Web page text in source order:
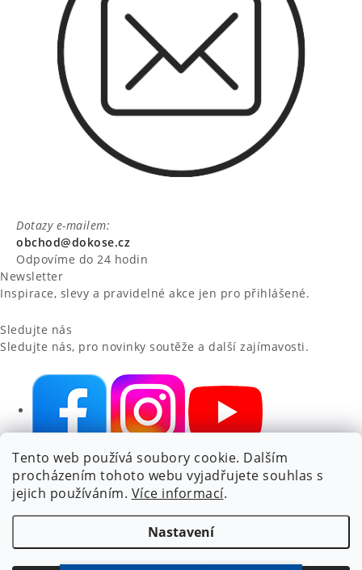
Tento web používá soubory cookie. Dalším
procházením tohoto webu vyjadřujete souhlas s
jejich používáním. Více informací.
Nastavení
Dotazy e-mailem:
obchod@dokose.cz
Odpovíme do 24 hodin
Newsletter
Inspirace, slevy a pravidelné akce jen pro přihlášené.
Sledujte nás
Sledujte nás, pro novinky soutěže a další zajímavosti.
NIKARO, s.r.o.- Dokoše.cz, Veselka 48, 259 01 Olbramovice -
Votice, ČESKÁ REPUBLIKA
Podle zákona o evidenci tržeb je prodávající povinen vystavit
kupujícímu účtenku.
Zároveň je povinen zaevidovat přijatou tržbu u správce daně
online; v případě technického výpadku pak nejpozději do 48